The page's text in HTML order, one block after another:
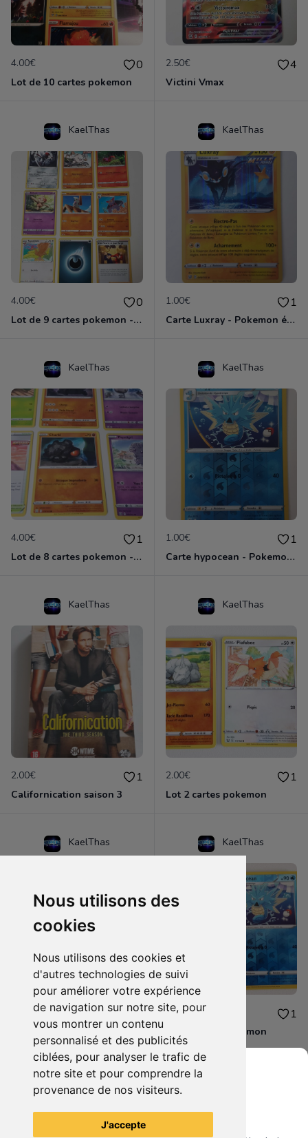
Nous utilisons des
cookies
Nous utilisons des cookies et
d'autres technologies de suivi
pour améliorer votre expérience
de navigation sur notre site, pour
vous montrer un contenu
personnalisé et des publicités
ciblées, pour analyser le trafic de
notre site et pour comprendre la
provenance de nos visiteurs.
J'accepte
4.00€ 0
Lot de 10 cartes pokemon
2.50€ 4
Victini Vmax
KaelThas
4.00€ 0
Lot de 9 cartes pokemon - épée et bouclier
KaelThas
1.00€ 1
Carte Luxray - Pokemon épée et bouclier
KaelThas
4.00€ 1
Lot de 8 cartes pokemon - épée et bouclier
KaelThas
1.00€ 1
Carte hypocean - Pokemon épée et bouclier
KaelThas
2.00€ 1
Californication saison 3
KaelThas
2.00€ 1
Lot 2 cartes pokemon
KaelThas
2.00€ 1
Lot 2 cartes pokemon
KaelThas
4.00€ 1
Lot 2 cartes pokemon
Voir tous les articles du vendeur
Grenier du Geek